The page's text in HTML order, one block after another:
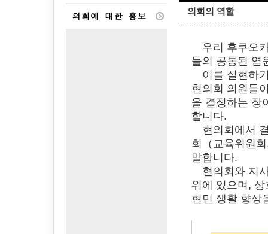
의회의 역할
우리 후쿠오
들의 공통된 염
이를 실현하
현의회 의원들
을 결정하는 장
합니다.
현의회에서
회（교육위원
말합니다.
현의회와 지
위에 있으며,
현민 생활 향상